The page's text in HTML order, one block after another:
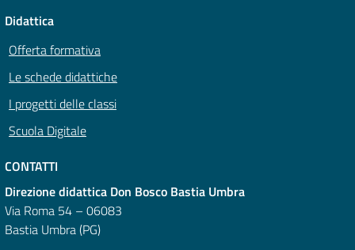
Didattica
Offerta formativa
Le schede didattiche
I progetti delle classi
Scuola Digitale
CONTATTI
Direzione didattica Don Bosco Bastia Umbra
Via Roma 54 – 06083
Bastia Umbra (PG)